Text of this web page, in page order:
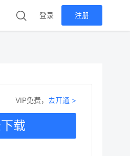
登录 注册
VIP免费，去开通 >
载